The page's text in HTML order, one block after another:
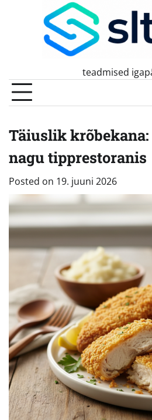
teadmised
Täiuslik
nagu tipprestoranis
Posted on 19. juuni 2026